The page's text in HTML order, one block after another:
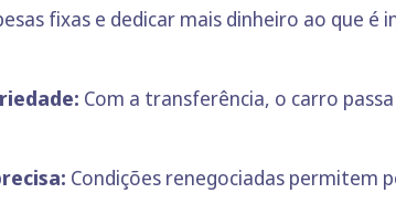
fixas e dedicar mais dinheiro ao que
Com a transferência, o carro
Condições renegociadas permitem